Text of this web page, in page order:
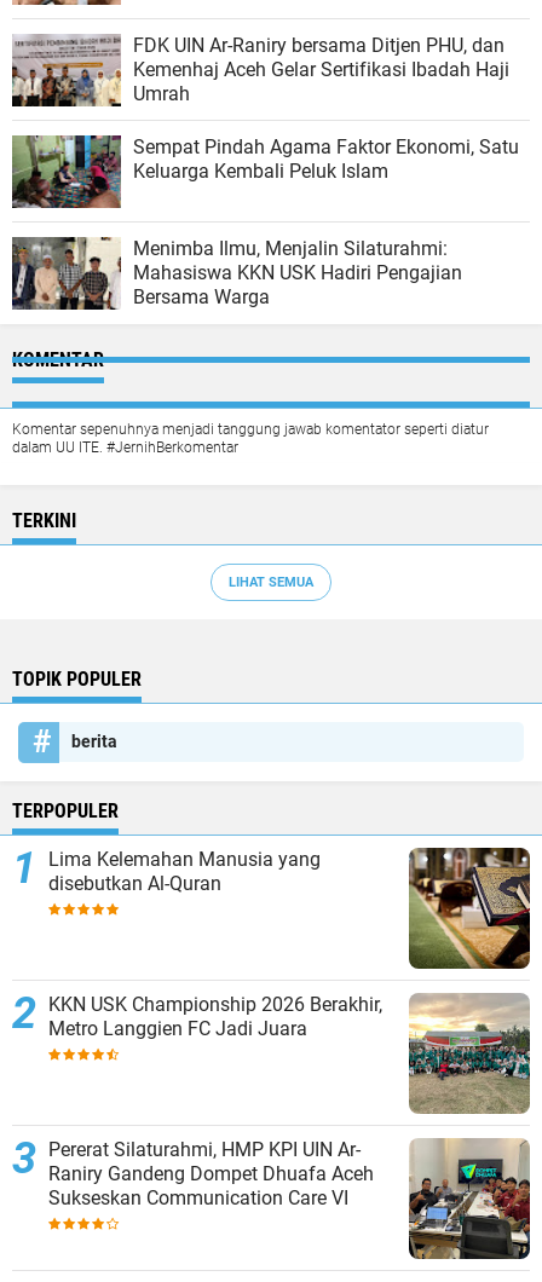
FDK UIN Ar-Raniry bersama Ditjen PHU, dan
Kemenhaj Aceh Gelar Sertifikasi Ibadah Haji
Umrah
Sempat Pindah Agama Faktor Ekonomi, Satu
Keluarga Kembali Peluk Islam
Menimba Ilmu, Menjalin Silaturahmi:
Mahasiswa KKN USK Hadiri Pengajian
Bersama Warga
KOMENTAR
Komentar sepenuhnya menjadi tanggung jawab komentator seperti diatur
dalam UU ITE. #JernihBerkomentar
TERKINI
LIHAT SEMUA
TOPIK POPULER
berita
TERPOPULER
Lima Kelemahan Manusia yang
disebutkan Al-Quran
KKN USK Championship 2026 Berakhir,
Metro Langgien FC Jadi Juara
Pererat Silaturahmi, HMP KPI UIN Ar-
Raniry Gandeng Dompet Dhuafa Aceh
Sukseskan Communication Care VI